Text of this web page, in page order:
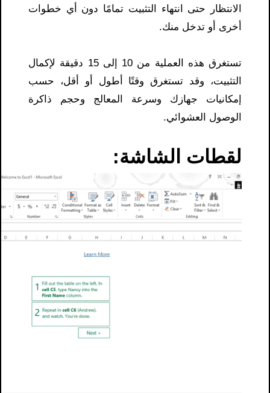
الانتظار حتى انتهاء التثبيت تمامًا دون أي خطوات
أخرى أو تدخل منك.
تستغرق هذه العملية من 10 إلى 15 دقيقة لإكمال
التثبيت، وقد تستغرق وقتًا أطول أو أقل، حسب
إمكانيات جهازك وسرعة المعالج وحجم ذاكرة
الوصول العشوائي.
لقطات الشاشة: